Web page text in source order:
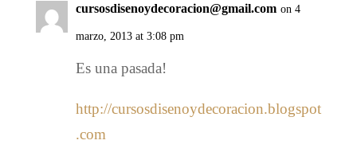
cursosdisenoydecoracion@gmail.com on 4
marzo, 2013 at 3:08 pm
Es una pasada!
http://cursosdisenoydecoracion.blogspot
.com